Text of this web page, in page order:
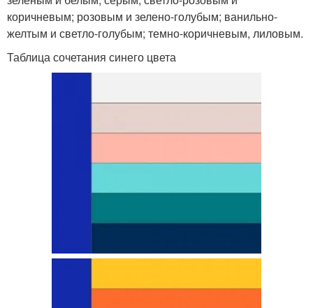
коричневым; розовым и зелено-голубым; ванильно-
желтым и светло-голубым; темно-коричневым, лиловым.
Таблица сочетания синего цвета